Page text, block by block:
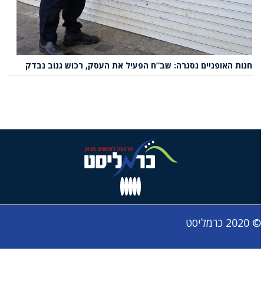
חנות האופניים נסגרה: שב”ח הפעיל את העסק, רכוש גנוב נבדק
© 2020 כרמליסט